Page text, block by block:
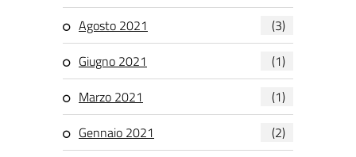
Agosto 2021
(3)
Giugno 2021
(1)
Marzo 2021
(1)
Gennaio 2021
(2)